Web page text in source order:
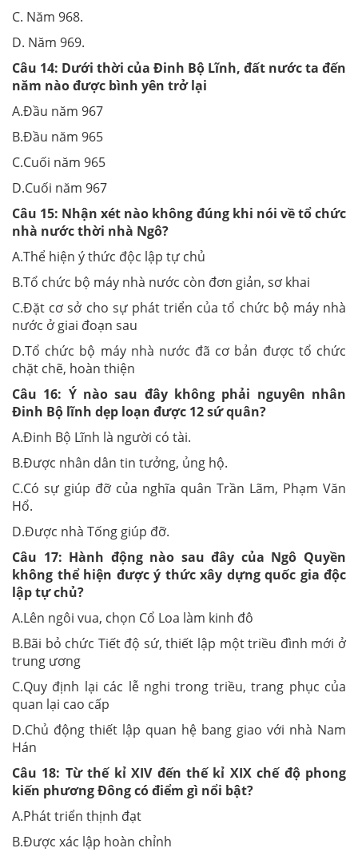
C. Năm 968.
D. Năm 969.
Câu 14: Dưới thời của Đinh Bộ Lĩnh, đất nước ta đến
năm nào được bình yên trở lại
A.Đầu năm 967
B.Đầu năm 965
C.Cuối năm 965
D.Cuối năm 967
Câu 15: Nhận xét nào không đúng khi nói về tổ chức
nhà nước thời nhà Ngô?
A.Thể hiện ý thức độc lập tự chủ
B.Tổ chức bộ máy nhà nước còn đơn giản, sơ khai
C.Đặt cơ sở cho sự phát triển của tổ chức bộ máy nhà
nước ở giai đoạn sau
D.Tổ chức bộ máy nhà nước đã cơ bản được tổ chức
chặt chẽ, hoàn thiện
Câu 16: Ý nào sau đây không phải nguyên nhân
Đinh Bộ lĩnh dẹp loạn được 12 sứ quân?
A.Đinh Bộ Lĩnh là người có tài.
B.Được nhân dân tin tưởng, ủng hộ.
C.Có sự giúp đỡ của nghĩa quân Trần Lãm, Phạm Văn
Hổ.
D.Được nhà Tống giúp đỡ.
Câu 17: Hành động nào sau đây của Ngô Quyền
không thể hiện được ý thức xây dựng quốc gia độc
lập tự chủ?
A.Lên ngôi vua, chọn Cổ Loa làm kinh đô
B.Bãi bỏ chức Tiết độ sứ, thiết lập một triều đình mới ở
trung ương
C.Quy định lại các lễ nghi trong triều, trang phục của
quan lại cao cấp
D.Chủ động thiết lập quan hệ bang giao với nhà Nam
Hán
Câu 18: Từ thế kỉ XIV đến thế kỉ XIX chế độ phong
kiến phương Đông có điểm gì nổi bật?
A.Phát triển thịnh đạt
B.Được xác lập hoàn chỉnh